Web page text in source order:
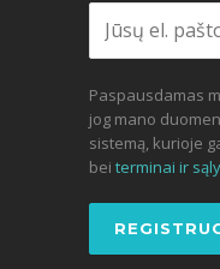
Paspausdamas
jog mano
sistemą, kurioje
bei terminai ir